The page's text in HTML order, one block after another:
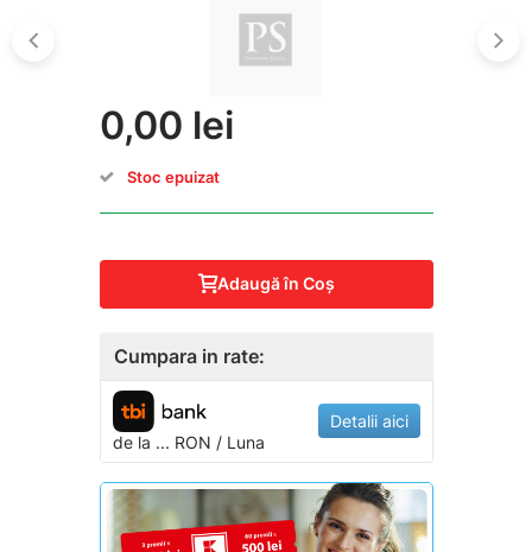
0,00 lei
Stoc epuizat
Adaugă în Coş
Cumpara in rate:
de la ... RON / Luna
Detalii aici